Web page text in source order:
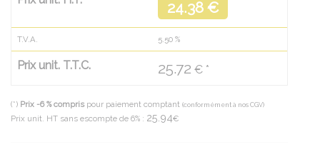
24.38 €
T.V.A. 5.50 %
Prix unit. T.T.C. 25.72 € *
(*) Prix -6 % compris pour paiement comptant (conformément à nos CGV)
Prix unit. HT sans escompte de 6% : 25.94€